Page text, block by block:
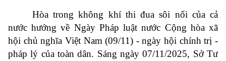
Hòa trong không khí thi đua sôi nổi của cả
nước hướng về Ngày Pháp luật nước Cộng hòa xã
hội chủ nghĩa Việt Nam (09/11) - ngày hội chính trị -
pháp lý của toàn dân. Sáng ngày 07/11/2025, Sở Tư